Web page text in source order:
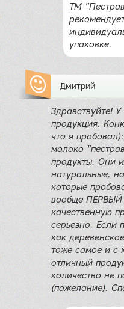
ТМ
упаковке.
Дмитрий
Здравствуйте!
продукция.
что я
молоко
продукты. Они
натуральные,
которые
вообще ПЕРВЫЙ
качественную
серьезно. Если
как
тоже самое и с
отличный
количество не
(пожелание).